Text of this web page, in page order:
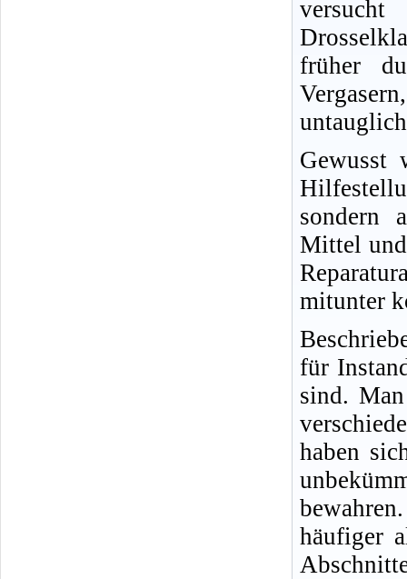
früher
Gewusst
sondern
Mittel und
mitunter
für
sind.
haben
häufiger